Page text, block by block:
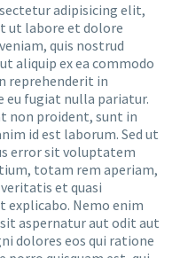
adipisicing elit,
ut labore et dolore
quis nostrud
aliquip ex ea commodo
reprehenderit in
fugiat nulla pariatur.
non proident, sunt in
id est laborum. Sed ut
error sit voluptatem
totam rem aperiam,
et quasi
explicabo. Nemo enim
aspernatur aut odit aut
dolores eos qui ratione